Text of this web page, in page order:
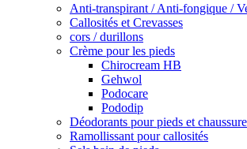
Anti-transpirant / Anti-fongique /
Callosités et Crevasses
cors / durillons
Crème pour les pieds
Chirocream HB
Gehwol
Podocare
Pododip
Déodorants pour pieds et
Ramollissant pour callosités